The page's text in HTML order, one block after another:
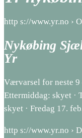
http s://www.yr.no ›
Nykøbing
Yr
Værvarsel for neste 9
Ettermiddag: skyet ·
skyet · Fredag 17.
http s://www.yr.no ›